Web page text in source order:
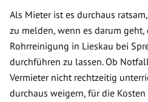
Als Mieter ist es durchaus
zu melden, wenn es darum
Rohrreinigung in Lieskau bei
durchführen zu lassen. Ob
Vermieter nicht rechtzeitig
durchaus weigern, für die